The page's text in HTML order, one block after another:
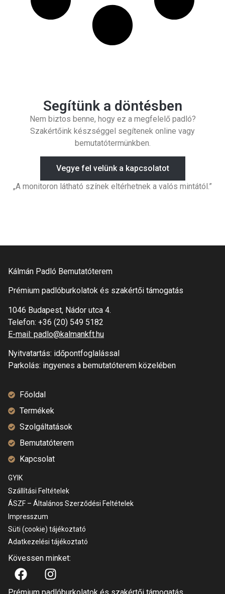
Segítünk a döntésben
Nem biztos benne, hogy ez a megfelelő padló?
Szakértőink készséggel segítenek online vagy
bemutatótermünkben.
Vegye fel velünk a kapcsolatot
„A monitoron látható színek eltérhetnek a valós mintától.”
Kálmán Padló Bemutatóterem
Prémium padlóburkolatok és szakértői támogatás
1046 Budapest, Nádor utca 4.
Telefon: +36 (20) 549 5182
E-mail: padlo@kalmankft.hu
Nyitvatartás: időpontfoglalással
Parkolás: ingyenes a bemutatóterem közelében
Főoldal
Termékek
Szolgáltatások
Bemutatóterem
Kapcsolat
GYIK
Szállítási Feltételek
ÁSZF – Általános Szerződési Feltételek
Impresszum
Süti (cookie) tájékoztató
Adatkezelési tájékoztató
Kövessen minket: